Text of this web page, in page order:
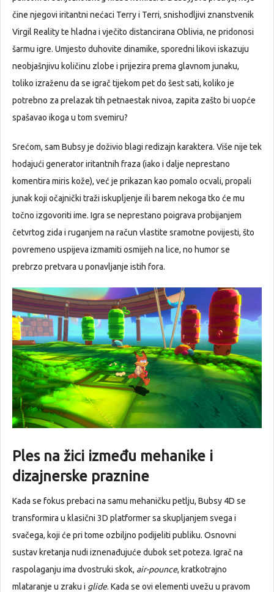
čine njegovi iritantni nećaci Terry i Terri, snishodljivi znanstvenik
Virgil Reality te hladna i vječito distancirana Oblivia, ne pridonosi
šarmu igre. Umjesto duhovite dinamike, sporedni likovi iskazuju
neobjašnjivu količinu zlobe i prijezira prema glavnom junaku,
toliko izraženu da se igrač tijekom pet do šest sati, koliko je
potrebno za prelazak tih petnaestak nivoa, zapita zašto bi uopće
spašavao ikoga u tom svemiru?
Srećom, sam Bubsy je doživio blagi redizajn karaktera. Više nije tek
hodajući generator iritantnih fraza (iako i dalje neprestano
komentira miris kože), već je prikazan kao pomalo ocvali, propali
junak koji očajnički traži iskupljenje ili barem nekoga tko će mu
točno izgovoriti ime. Igra se neprestano poigrava probijanjem
četvrtog zida i ruganjem na račun vlastite sramotne povijesti, što
povremeno uspijeva izmamiti osmijeh na lice, no humor se
prebrzo pretvara u ponavljanje istih fora.
Ples na žici između mehanike i
dizajnerske praznine
Kada se fokus prebaci na samu mehaničku petlju, Bubsy 4D se
transformira u klasični 3D platformer sa skupljanjem svega i
svačega, koji će pri tome ozbiljno podijeliti publiku. Osnovni
sustav kretanja nudi iznenađujuće dubok set poteza. Igrač na
raspolaganju ima dvostruki skok, air-pounce, kratkotrajno
mlataranje u zraku i glide. Kada se ovi elementi uvežu u pravom